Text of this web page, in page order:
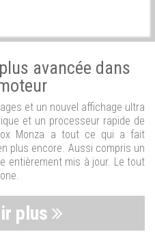
avancée dans
et un nouvel affichage ultra
et un processeur rapide de
Monza a tout ce qui a fait
plus encore. Aussi compris un
entièrement mis à jour. Le tout
plus